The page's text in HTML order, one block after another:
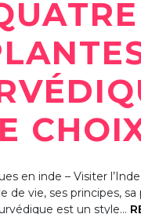
en inde – Visiter
de vie, ses principes, sa
est un style…